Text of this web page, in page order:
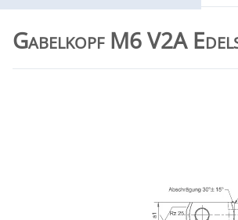
Gabelkopf M6 V2A